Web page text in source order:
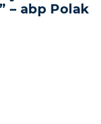
– abp Polak